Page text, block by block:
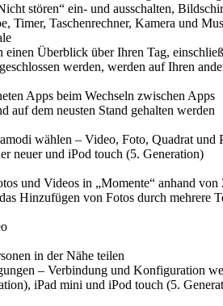
stören“ ein- und ausschalten,
Timer, Taschenrechner, Kamera und
Überblick über Ihren Tag,
werden, werden auf Ihren
Apps beim Wechseln zwischen Apps
auf dem neusten Stand gehalten werden
wählen – Video, Foto, Quadrat und
neuer und iPod touch (5. Generation)
und Videos in „Momente“ anhand
Hinzufügen von Fotos durch mehrere
in der Nähe teilen
– Verbindung und Konfiguration
iPad mini und iPod touch (5.